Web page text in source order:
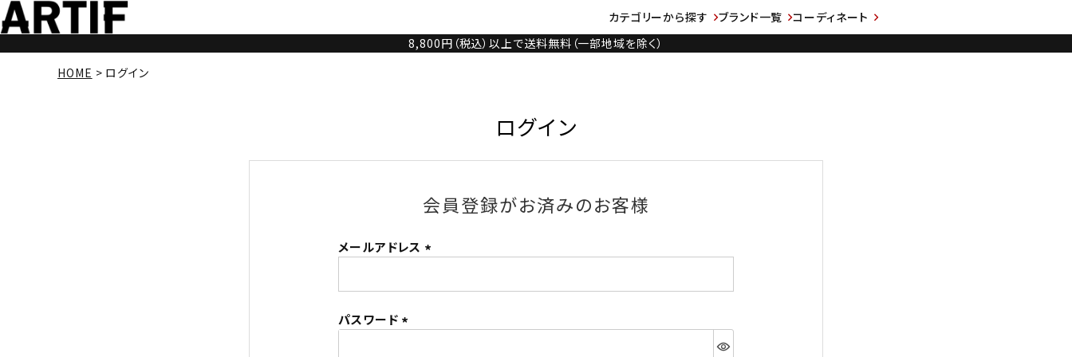
カテゴリーから探す ブランド一覧
コーディネート
8,800円（税込）以上で送料無料（一部地域を除く）
HOME
ログイン
ログイン
会員登録がお済みのお客様
メールアドレス
須)
パスワード